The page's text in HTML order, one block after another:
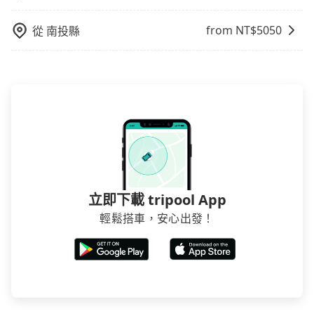
從 南投縣 from NT$5050
立即下載 tripool App
輕鬆搭車，安心出發！